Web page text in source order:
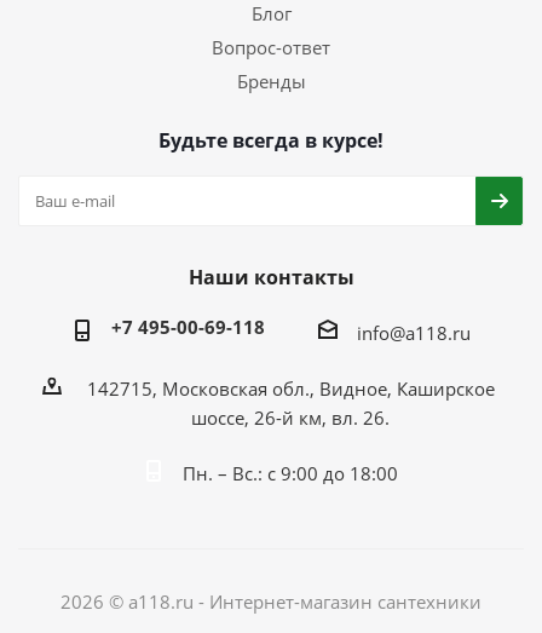
Блог
Вопрос-ответ
Бренды
Будьте всегда в курсе!
Наши контакты
+7 495-00-69-118 info@a118.ru
142715, Московская обл., Видное, Каширское
шоссе, 26-й км, вл. 26.
Пн. – Вс.: с 9:00 до 18:00
2026 © a118.ru - Интернет-магазин сантехники